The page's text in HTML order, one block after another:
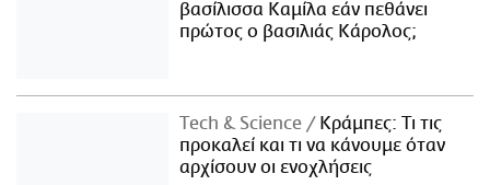
βασίλισσα Καμίλα εάν πεθάνει
πρώτος ο βασιλιάς Κάρολος;
Τech & Science
Κράμπες: Τι τις
προκαλεί και τι να κάνουμε όταν
αρχίσουν οι ενοχλήσεις